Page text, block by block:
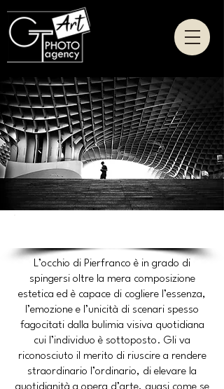
L’occhio di Pierfranco è in grado di
spingersi oltre la mera composizione
estetica ed è capace di cogliere l’essenza,
l’emozione e l’unicità di scenari spesso
fagocitati dalla bulimia visiva quotidiana
cui l’individuo è sottoposto. Gli va
riconosciuto il merito di riuscire a rendere
straordinario l’ordinario, di elevare la